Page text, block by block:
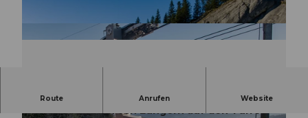
Route Anrufen Website
Die Lungern-Turren-Bahn bringt Gäste in
wenigen Minuten von Lungern auf den Turren –